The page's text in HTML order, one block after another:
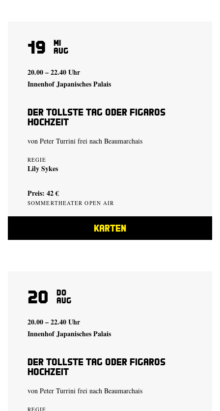
19 Mi
Aug
20.00 – 22.40 Uhr
Innenhof Japanisches Palais
Der tollste Tag oder Figaros
Hochzeit
von Peter Turrini frei nach Beaumarchais
REGIE
Lily Sykes
Preis: 42 €
SOMMERTHEATER OPEN AIR
KARTEN
20 Do
Aug
20.00 – 22.40 Uhr
Innenhof Japanisches Palais
Der tollste Tag oder Figaros
Hochzeit
von Peter Turrini frei nach Beaumarchais
REGIE